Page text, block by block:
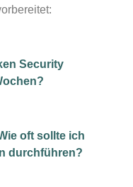
Security
oft sollte ich
durchführen?